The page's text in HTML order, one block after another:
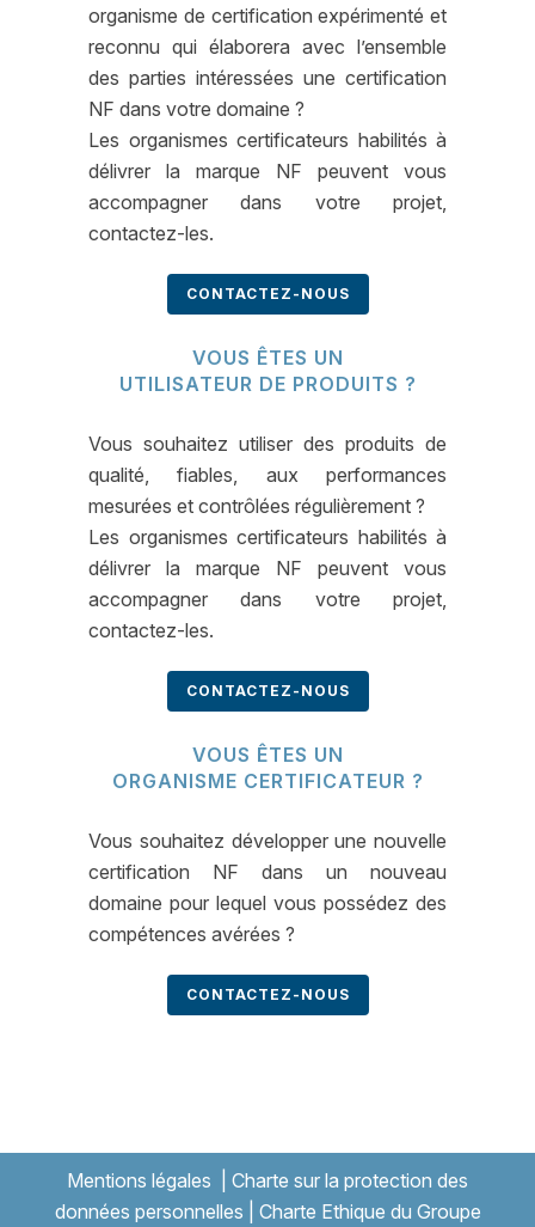
organisme de certification expérimenté et
reconnu qui élaborera avec l’ensemble
des parties intéressées une certification
NF dans votre domaine ?
Les organismes certificateurs habilités à
délivrer la marque NF peuvent vous
accompagner dans votre projet,
contactez-les.
CONTACTEZ-NOUS
VOUS ÊTES UN
UTILISATEUR DE PRODUITS ?
Vous souhaitez utiliser des produits de
qualité, fiables, aux performances
mesurées et contrôlées régulièrement ?
Les organismes certificateurs habilités à
délivrer la marque NF peuvent vous
accompagner dans votre projet,
contactez-les.
CONTACTEZ-NOUS
VOUS ÊTES UN
ORGANISME CERTIFICATEUR ?
Vous souhaitez développer une nouvelle
certification NF dans un nouveau
domaine pour lequel vous possédez des
compétences avérées ?
CONTACTEZ-NOUS
Mentions légales
Charte sur la protection des
données personnelles
Charte Ethique du Groupe